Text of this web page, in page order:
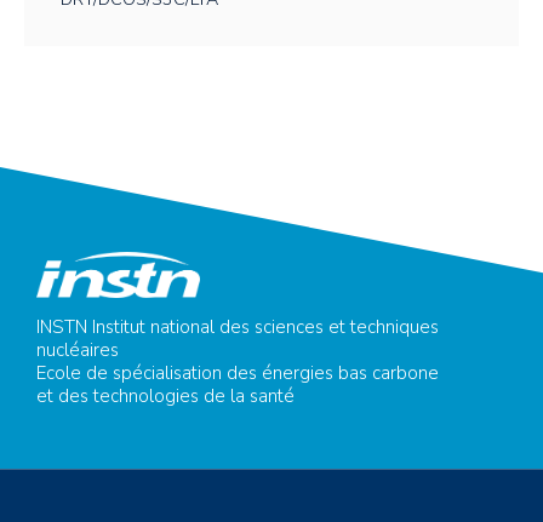
INSTN Institut national des sciences et techniques
nucléaires
Ecole de spécialisation des énergies bas carbone
et des technologies de la santé